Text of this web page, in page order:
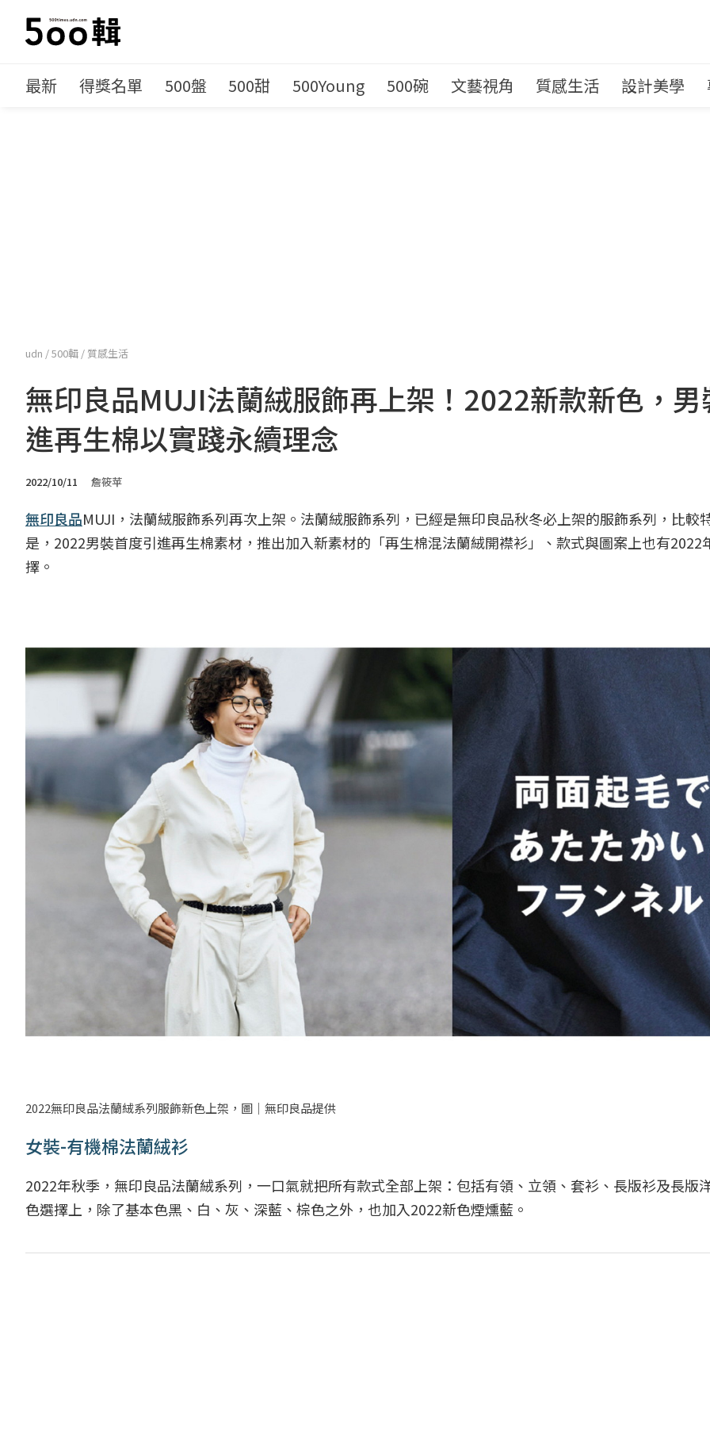
最新 得獎名單 500盤 500甜 500Young 500碗 文藝視角 質感生活 設計美學
udn /500輯 / 質感生活
無印良品MUJI法蘭絨服飾再上架！2022新款新色，男
進再生棉以實踐永續理念
2022/10/11 詹筱苹
無印良品MUJI，法蘭絨服飾系列再次上架。法蘭絨服飾系列，已經是無印良品秋冬必上架的服飾系列，比較
是，2022男裝首度引進再生棉素材，推出加入新素材的「再生棉混法蘭絨開襟衫」、款式與圖案上也有2022
擇。
2022無印良品法蘭絨系列服飾新色上架，圖｜無印良品提供
女裝-有機棉法蘭絨衫
2022年秋季，無印良品法蘭絨系列，一口氣就把所有款式全部上架：包括有領、立領、套衫、長版衫及長版
色選擇上，除了基本色黑、白、灰、深藍、棕色之外，也加入2022新色煙燻藍。